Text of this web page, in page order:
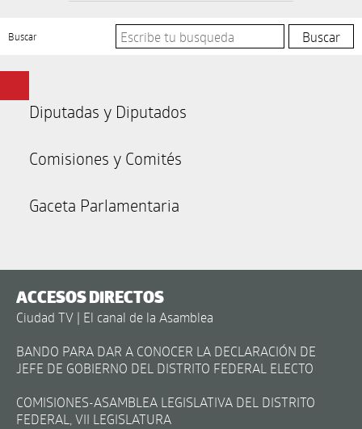
Buscar
Diputadas y Diputados
Comisiones y Comités
Gaceta Parlamentaria
ACCESOS DIRECTOS
Ciudad TV | El canal de la Asamblea
BANDO PARA DAR A CONOCER LA DECLARACIÓN DE
JEFE DE GOBIERNO DEL DISTRITO FEDERAL ELECTO
COMISIONES-ASAMBLEA LEGISLATIVA DEL DISTRITO
FEDERAL, VII LEGISLATURA